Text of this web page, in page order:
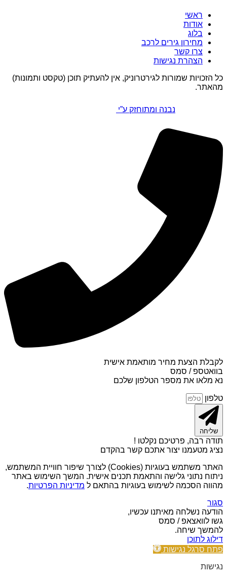
ראשי
אודות
בלוג
מחירון גירים לרכב
צרו קשר
הצהרת נגישות
כל הזכויות שמורות לגירטרוניק, אין להעתיק תוכן (טקסט ותמונות)
מהאתר.
נבנה ומתוחזק ע”י
לקבלת הצעת מחיר מותאמת אישית
בוואטספ / סמס
נא מלאו את מספר הטלפון שלכם
טלפון
שליחה
תודה רבה, פרטיכם נקלטו !
נציג מטעמנו יצור אתכם קשר בהקדם
האתר משתמש בעוגיות (Cookies) לצורך שיפור חוויית המשתמש,
ניתוח נתוני גלישה והתאמת תכנים אישית. המשך השימוש באתר
מהווה הסכמה לשימוש בעוגיות בהתאם ל מדיניות הפרטיות.
סגור
הודעה נשלחה מאיתנו עכשיו,
גשו לוואצאפ / סמס
להמשך שיחה.
דילוג לתוכן
פתח סרגל נגישות
נגישות